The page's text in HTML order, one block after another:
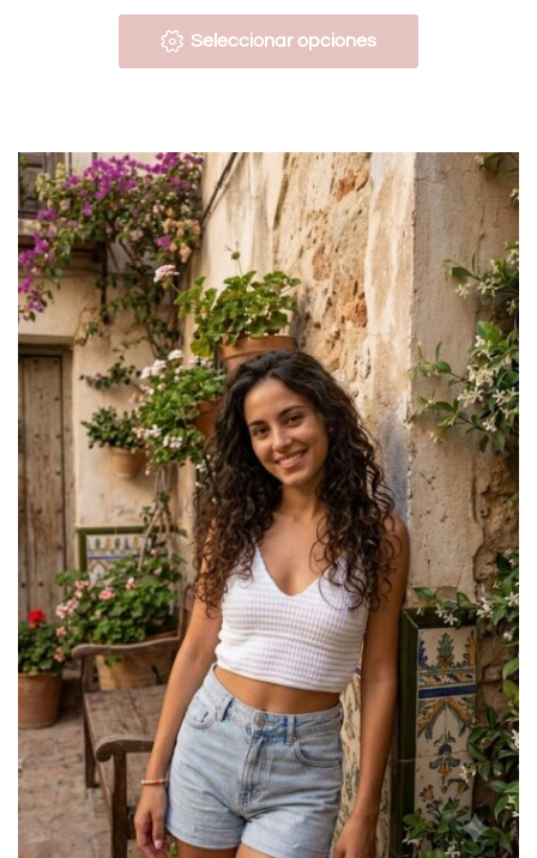
Seleccionar opciones